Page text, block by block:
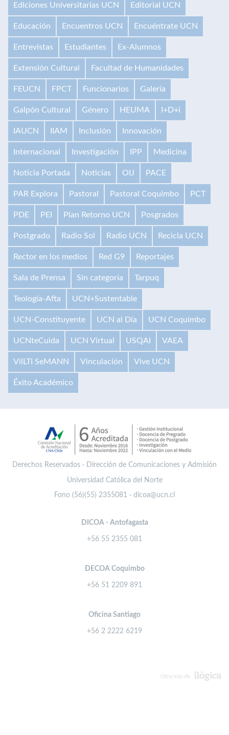
Ediciones Universitarias UCN Editorial UCN
Educación Encuentros UCN Encuéntrate UCN
Entrevistas Estudiantes Ex-Alumnos
Extensión Cultural Facultad de Humanidades
FEUCN FPCT Funcionarios Galería
Galpón Cultural Género HEUMA I+D+i
IAUCN IIAM Inclusión Innovación
Internacional Investigación IPP Medicina
Noticia Portada Noticias OIJ PACE
PAR Explora Pastoral Pastoral Coquimbo PCT
PDE PEI Plan Retorno UCN Posgrados
Postgrado Radio Sol Radio UCN Recicla UCN
Rector en los medios Red G9 Reportajes
Sala de Prensa Sin categoría Tarpuq
Teología-Afta UCN+Sustentable
UCN-Constituyente UCN al Día UCN Coquimbo
UCNteCuida UCN Virtual USQAI VAEA
VilLTI SeMANN Vinculación Vive UCN
Éxito Académico
Derechos Reservados · Dirección de Comunicaciones y Admisión
Universidad Católica del Norte
Fono (56)(55) 2355081 · dicoa@ucn.cl
DICOA - Antofagasta
+56 55 2355 081
DECOA Coquimbo
+56 51 2209 891
Oficina Santiago
+56 2 2222 6219